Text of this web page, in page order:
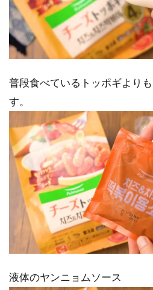
普段食べているトッポギより
す。
液体のヤンニョムソース